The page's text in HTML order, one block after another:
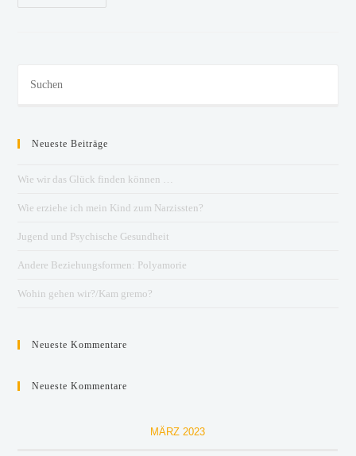
Neueste Beiträge
Wie wir das Glück finden können …
Wie erziehe ich mein Kind zum Narzissten?
Jugend und Psychische Gesundheit
Andere Beziehungsformen: Polyamorie
Wohin gehen wir?/Kam gremo?
Neueste Kommentare
Neueste Kommentare
MÄRZ 2023